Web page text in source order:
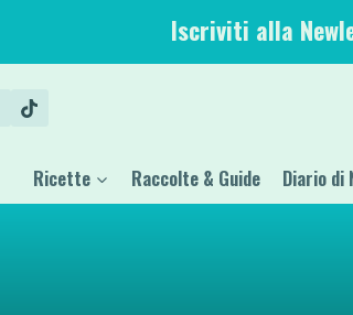
Iscriviti alla
Ricette Raccolte & Guide Diario di